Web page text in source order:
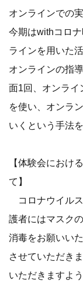
オンラインでの
今期はwithコロ
ラインを用いた
オンラインの指
面1回、オンライ
を使い、オンラ
いくという手法
【体験会におけ
て】
コロナウイル
護者にはマスク
消毒をお願いい
させていただき
いただきますよ